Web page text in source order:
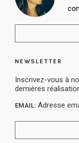
NEWSLETTER
Inscrivez-vous à
dernières
EMAIL: